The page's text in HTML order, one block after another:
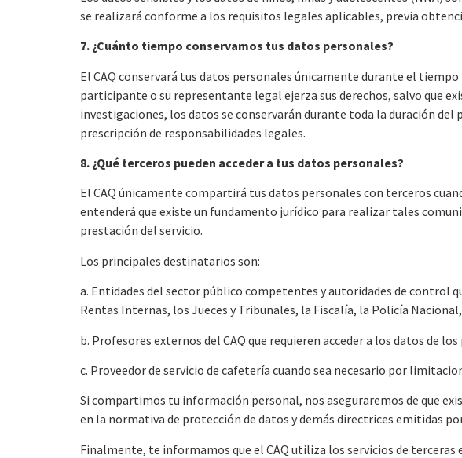
se realizará conforme a los requisitos legales aplicables, previa
7. ¿Cuánto tiempo conservamos tus datos personales?
El CAQ conservará tus datos personales únicamente durante el
participante o su representante legal ejerza sus derechos, salvo que
investigaciones, los datos se conservarán durante toda la duración
prescripción de responsabilidades legales.
8. ¿Qué terceros pueden acceder a tus datos personales?
El CAQ únicamente compartirá tus datos personales con terceros
entenderá que existe un fundamento jurídico para realizar tales
prestación del servicio.
Los principales destinatarios son:
a. Entidades del sector público competentes y autoridades de control
Rentas Internas, los Jueces y Tribunales, la Fiscalía, la Policía
b. Profesores externos del CAQ que requieren acceder a los datos de
c. Proveedor de servicio de cafetería cuando sea necesario por
Si compartimos tu información personal, nos aseguraremos de que
en la normativa de protección de datos y demás directrices emitidas
Finalmente, te informamos que el CAQ utiliza los servicios de